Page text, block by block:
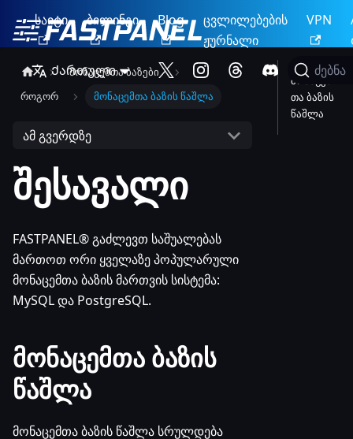
საიტი ბილინგი Blog
ცვლილებების
ჟურნალი
VPN
Ქართული
ძებნა
მონაცემთა ბაზები
როგორ
მონაცემთა ბაზის წაშლა
ამ გვერდზე
შესავალი
FASTPANEL® გაძლევთ საშუალებას
მართოთ ორი ყველაზე პოპულარული
მონაცემთა ბაზის მართვის სისტემა:
MySQL და PostgreSQL.
მონაცემთა ბაზის
წაშლა
მონაცემთა ბაზის წაშლა სრულდება
მონაცემ
თა ბაზის
წაშლა